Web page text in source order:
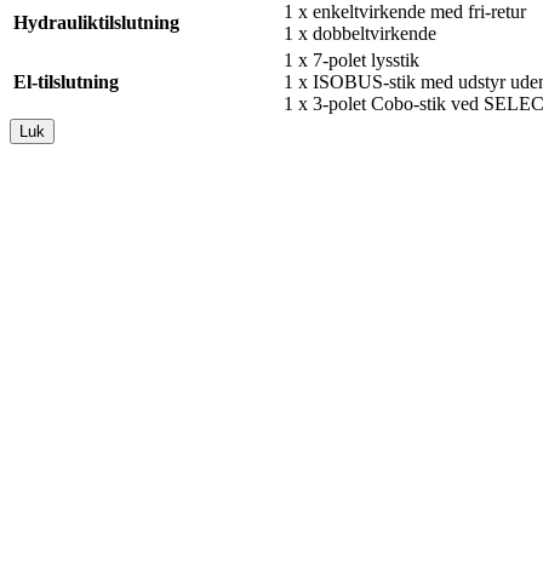
Hydrauliktilslutning
1 x enkeltvirkende med fri-retur
1 x dobbeltvirkende
El-tilslutning
1 x 7-polet lysstik
1 x ISOBUS-stik med udstyr
1 x 3-polet Cobo-stik ved
Luk